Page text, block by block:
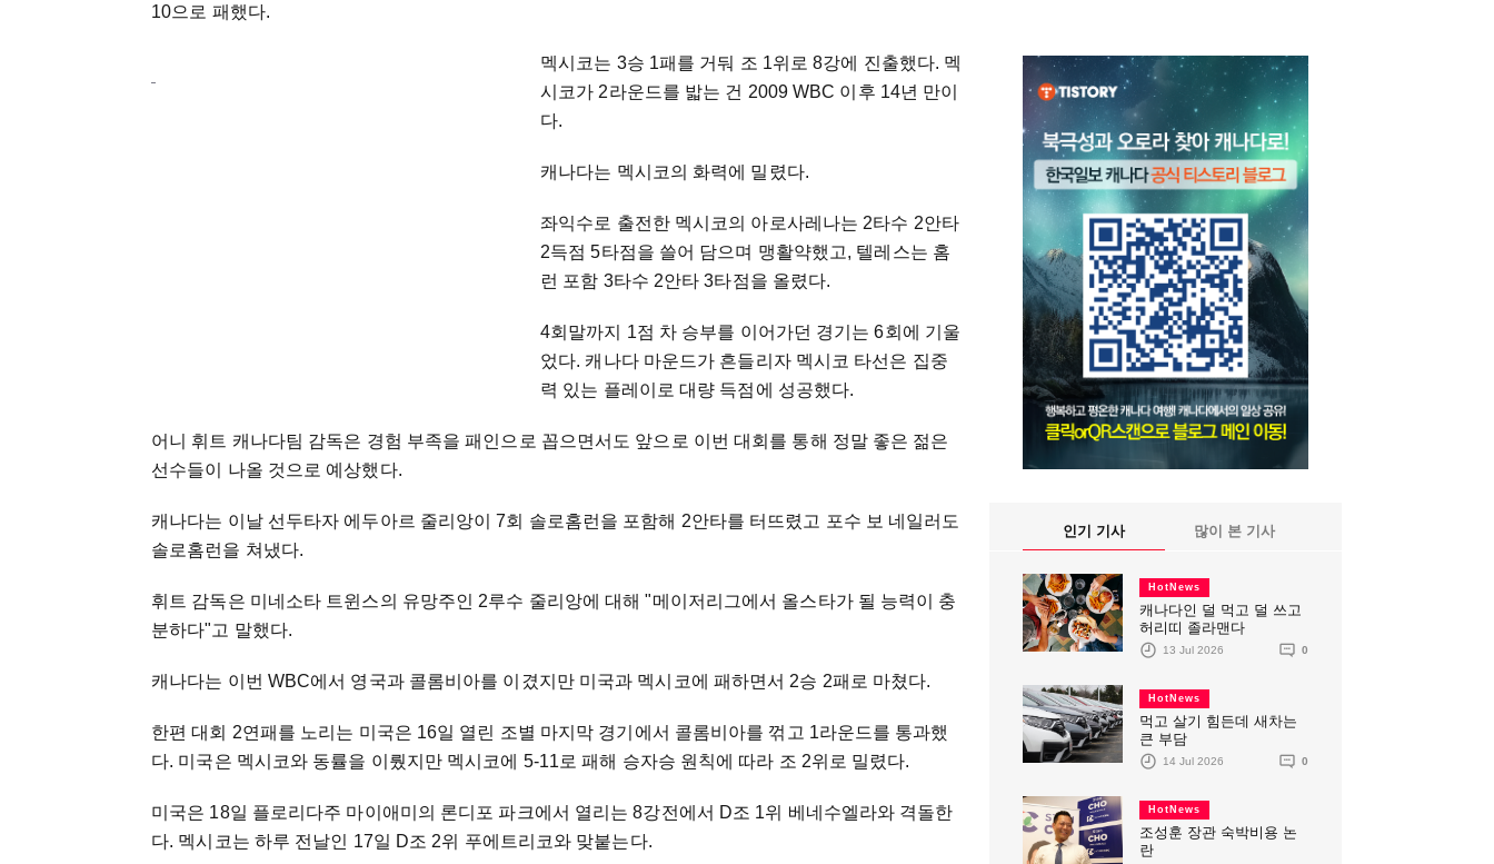
10으로 패했다.
멕시코는 3승 1패를 거둬 조 1위로 8강에 진출했다. 멕
시코가 2라운드를 밟는 건 2009 WBC 이후 14년 만이
다.
캐나다는 멕시코의 화력에 밀렸다.
좌익수로 출전한 멕시코의 아로사레나는 2타수 2안타
2득점 5타점을 쓸어 담으며 맹활약했고, 텔레스는 홈
런 포함 3타수 2안타 3타점을 올렸다.
4회말까지 1점 차 승부를 이어가던 경기는 6회에 기울
었다. 캐나다 마운드가 흔들리자 멕시코 타선은 집중
력 있는 플레이로 대량 득점에 성공했다.
어니 휘트 캐나다팀 감독은 경험 부족을 패인으로 꼽으면서도 앞으로 이번 대회를 통해 정말 좋은 젊은
선수들이 나올 것으로 예상했다.
캐나다는 이날 선두타자 에두아르 줄리앙이 7회 솔로홈런을 포함해 2안타를 터뜨렸고 포수 보 네일러도
솔로홈런을 쳐냈다.
휘트 감독은 미네소타 트윈스의 유망주인 2루수 줄리앙에 대해 "메이저리그에서 올스타가 될 능력이 충
분하다"고 말했다.
캐나다는 이번 WBC에서 영국과 콜롬비아를 이겼지만 미국과 멕시코에 패하면서 2승 2패로 마쳤다.
한편 대회 2연패를 노리는 미국은 16일 열린 조별 마지막 경기에서 콜롬비아를 꺾고 1라운드를 통과했
다. 미국은 멕시코와 동률을 이뤘지만 멕시코에 5-11로 패해 승자승 원칙에 따라 조 2위로 밀렸다.
미국은 18일 플로리다주 마이애미의 론디포 파크에서 열리는 8강전에서 D조 1위 베네수엘라와 격돌한
다. 멕시코는 하루 전날인 17일 D조 2위 푸에트리코와 맞붙는다.
인기 기사 많이 본 기사
HotNews
캐나다인 덜 먹고 덜 쓰고
허리띠 졸라맨다
13 Jul 2026 0
HotNews
먹고 살기 힘든데 새차는
큰 부담
14 Jul 2026 0
HotNews
조성훈 장관 숙박비용 논
란